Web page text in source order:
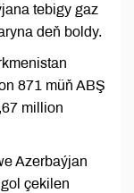
tebigy gaz
deň boldy.
871 müň ABŞ
million
Azerbaýjan
çekilen